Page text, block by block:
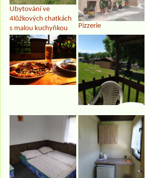
Ubytování ve
4lůžkových chatkách
s malou kuchyňkou
Pizzerie